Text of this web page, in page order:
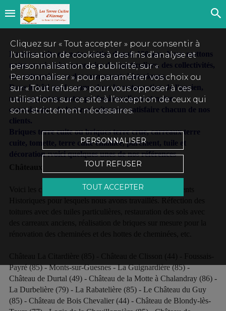
La terre cuite est notre métier depuis 150 ans. Nous mettons
notre savoir-faire au service des particuliers, des collectivités,
des entreprises ou des monuments historiques.
Dans le bâti neuf comme dans la restauration de l'ancien,
nous apportons notre professionnalisme et notre
connaissance de la terre cuite pour satisfaire chacun de nos
clients.
Briques terre cuite ou briques terre crue, carreaux terre
cuite, tomette, terre cuite émaillée, parement, tuile et
décoration :voici quelques unes de nos références
Voici les châteaux dont beaucoup sont classés Monuments
Payré (85) - Monts-sur-Guesnes - La Guignardière (85) -
Château de Durtal (49) - Château de la Motte à Chalandray (86) -
La Durbelière (79) - La Rabatelière (85) - Le Château du Guy
(85) - Château de Bois Chevalier (44) - Château de Blondy-lès-
Cliquez sur « Tout accepter » pour consentir à
l'utilisation de cookies à des fins d’analyse et
personnalisation de publicité, sur «
Personnaliser » pour paramétrer vos choix ou
sur « Tout refuser » pour vous opposer à ces
utilisations sur ce site à l’exception de ceux qui
sont strictement nécessaires.
PERSONNALISER
TOUT REFUSER
TOUT ACCEPTER